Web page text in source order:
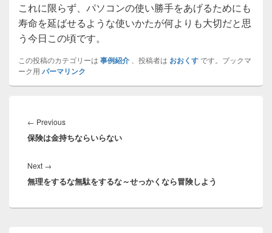
これに限らず、パソコンの使い勝手をあげるためにも
寿命を延ばせるような使いかたが何よりも大切だと思
う今日この頃です。
この投稿のカテゴリーは 事例紹介 、投稿者は おおくすです。ブックマ
ーク用 パーマリンク
稿
ナ
ゲ
ー
シ
← PreviousPrevious
post:
保険は金持ちならいらない
Next →
post:
無理をするな無駄をするな～せっかくなら冒険しよう